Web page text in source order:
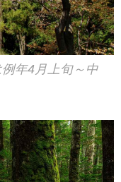
年4月上旬～中